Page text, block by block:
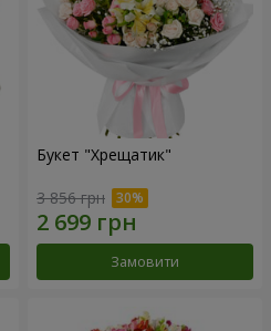
Букет "Хрещатик"
3 856 грн
Замовити